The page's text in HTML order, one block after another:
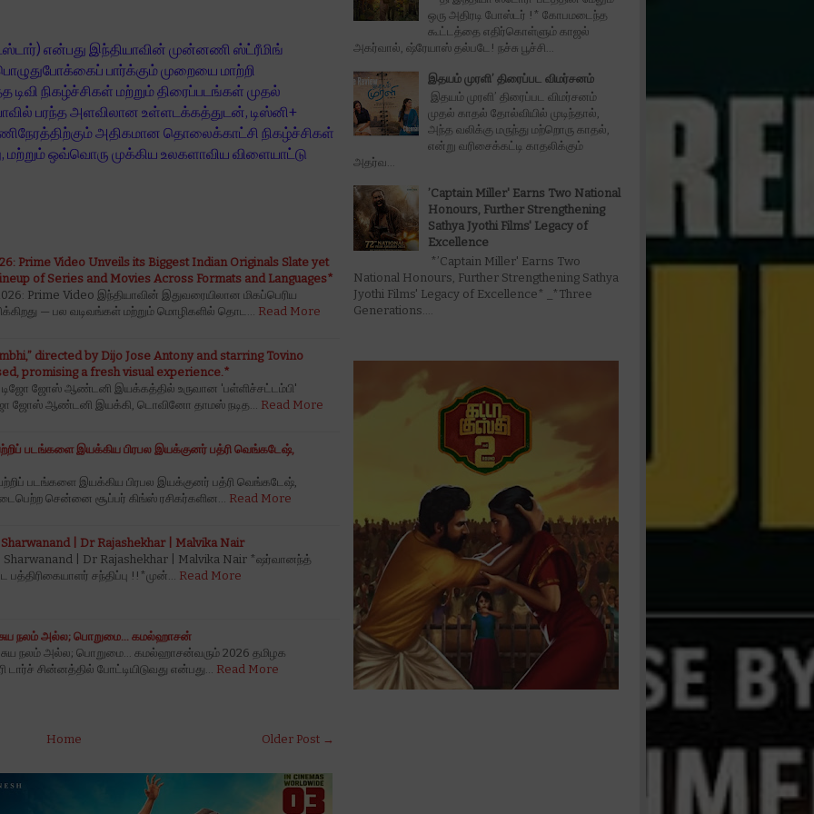
என்பது இந்தியாவின் முன்னணி ஸ்ட்ரீமிங்
பார்க்கும் முறையை மாற்றி
டிவி நிகழ்ச்சிகள் மற்றும் திரைப்படங்கள் முதல்
பரந்த அளவிலான உள்ளடக்கத்துடன், டிஸ்னி+
அதிகமான தொலைக்காட்சி நிகழ்ச்சிகள்
மற்றும் ஒவ்வொரு முக்கிய உலகளாவிய விளையாட்டு
Prime Video Unveils its Biggest Indian Originals Slate yet
of Series and Movies Across Formats and Languages*
Prime Video இந்தியாவின் இதுவரையிலான மிகப்பெரிய
— பல வடிவங்கள் மற்றும் மொழிகளில் தொட… Read More
directed by Dijo Jose Antony and starring Tovino
promising a fresh visual experience.*
ஜோஸ் ஆண்டனி இயக்கத்தில் உருவான 'பள்ளிச்சட்டம்பி'
ஜோஸ் ஆண்டனி இயக்கி, டொவினோ தாமஸ் நடித… Read More
படங்களை இயக்கிய பிரபல இயக்குனர் பத்ரி வெங்கடேஷ்,
படங்களை இயக்கிய பிரபல இயக்குனர் பத்ரி வெங்கடேஷ்,
சென்னை சூப்பர் கிங்ஸ் ரசிகர்களின… Read More
| Dr Rajashekhar | Malvika Nair
| Dr Rajashekhar | Malvika Nair *ஷர்வானந்த்
பத்திரிகையாளர் சந்திப்பு !!*முன்… Read More
நலம் அல்ல; பொறுமை... கமல்ஹாசன்
நலம் அல்ல; பொறுமை... கமல்ஹாசன்வரும் 2026 தமிழக
டார்ச் சின்னத்தில் போட்டியிடுவது என்பது… Read More
Older Post →
Home
ஒரு அதிரடி போஸ்டர் !* கோபமடைந்த
கூட்டத்தை எதிர்கொள்ளும் காஜல்
அகர்வால், ஷ்ரேயாஸ் தல்படே! நச்சு பூச்சி...
இதயம் முரளி’ திரைப்பட விமர்சனம்
இதயம் முரளி’ திரைப்பட விமர்சனம்
முதல் காதல் தோல்வியில் முடிந்தால்,
அந்த வலிக்கு மருந்து மற்றொரு காதல்,
என்று வரிசைக்கட்டி காதலிக்கும்
அதர்வ...
’Captain Miller' Earns Two National
Honours, Further Strengthening
Sathya Jyothi Films' Legacy of
Excellence
*’Captain Miller' Earns Two
National Honours, Further Strengthening Sathya
Jyothi Films' Legacy of Excellence* _*Three
Generations....